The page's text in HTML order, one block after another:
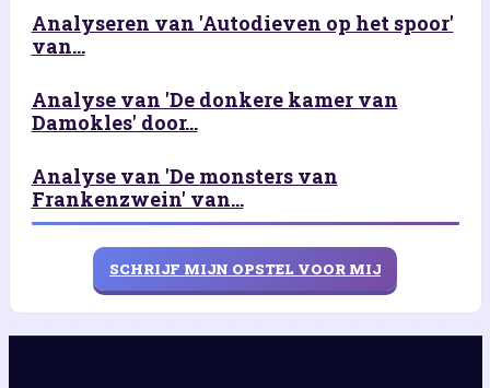
Analyseren van 'Autodieven op het spoor'
van...
Analyse van 'De donkere kamer van
Damokles' door...
Analyse van 'De monsters van
Frankenzwein' van...
SCHRIJF MIJN OPSTEL VOOR MIJ